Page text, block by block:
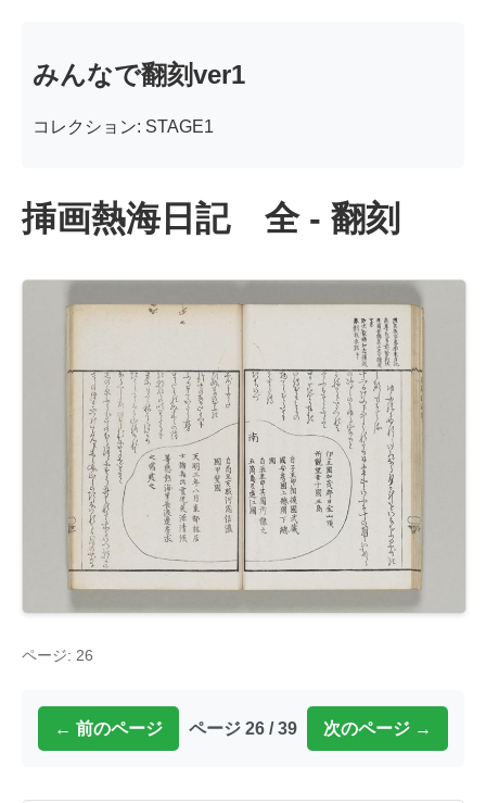
みんなで翻刻ver1
コレクション: STAGE1
挿画熱海日記 全 - 翻刻
ページ: 26
← 前のページ ページ 26 / 39 次のページ →